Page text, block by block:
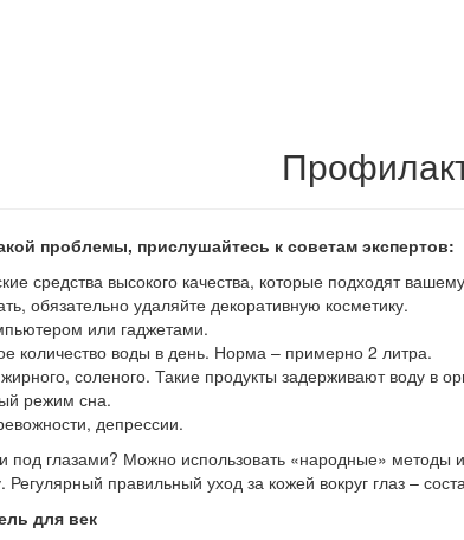
проблемы, прислушайтесь к советам экспертов:
средства высокого качества, которые подходят
обязательно удаляйте декоративную косметику.
или гаджетами.
количество воды в день. Норма – примерно 2 литра.
соленого. Такие продукты задерживают воду в
режим сна.
депрессии.
под глазами? Можно использовать «народные»
Регулярный правильный уход за кожей вокруг глаз –
для век